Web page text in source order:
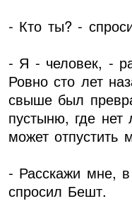
- Кто ты? -
- Я - человек, -
Ровно сто лет
свыше был
пустыню, где
может отпустить
- Расскажи мне,
спросил Бешт.